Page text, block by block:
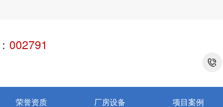
002791
荣誉资质 厂房设备 项目案例